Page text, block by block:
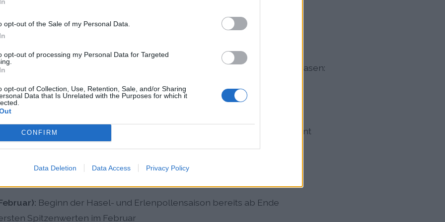
opt-out of the Sale of my Personal Data.
opt-out of processing my Personal Data for Targeted
opt-out of Collection, Use, Retention, Sale, and/or Sharing
Data that Is Unrelated with the Purposes for which it
CONFIRM
Data Deletion Data Access Privacy Policy
Muster in Ingolstadt
folgt einem charakteristischen Jahresverlauf mit vier ausgeprägten Phasen:
von Baumpollen wie Birke, Esche, Eiche, Buche und Kiefer;
Höchstwerte Anfang April
Hauptsaison für Gräserpollen mit Spitzenwerten im Juni; ab Juli beginnt
und Ambrosiapollen
Ausklingen der Gräser- und Kräuterpollensaison; deutlich
als im Sommer
Beginn der Hasel- und Erlenpollensaison bereits ab Ende
Spitzenwerten im Februar